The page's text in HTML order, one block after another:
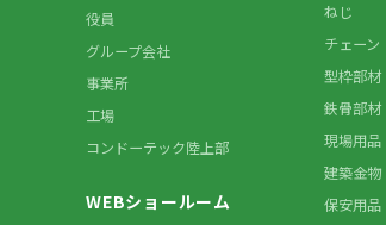
役員
グループ会社
事業所
工場
コンドーテック陸上部
WEBショールーム
ねじ
チェーン
型枠部材
鉄骨部材
現場用品
建築金物
保安用品